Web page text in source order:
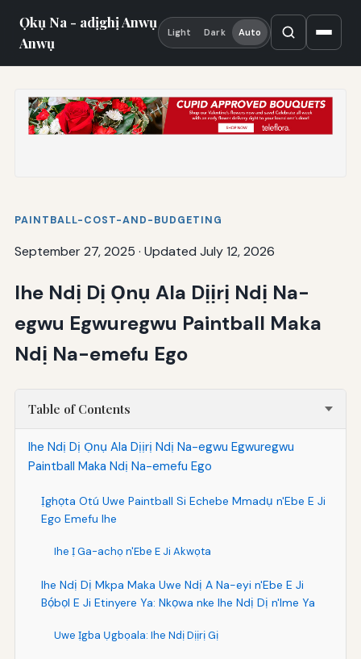
Ọkụ Na - adịghị Anwụ
Anwụ
Light Dark Auto
PAINTBALL-COST-AND-BUDGETING
September 27, 2025 · Updated July 12, 2026
Ihe Ndị Dị Ọnụ Ala Dịịrị Ndị Na-
egwu Egwuregwu Paintball Maka
Ndị Na-emefu Ego
Table of Contents
Ihe Ndị Dị Ọnụ Ala Dịịrị Ndị Na-egwu Egwuregwu
Paintball Maka Ndị Na-emefu Ego
Ịghọta Otú Uwe Paintball Si Echebe Mmadụ n'Ebe E Ji
Ego Emefu Ihe
Ihe Ị Ga-achọ n'Ebe E Ji Akwọta
Ihe Ndị Dị Mkpa Maka Uwe Ndị A Na-eyi n'Ebe E Ji
Bọ́bọl E Ji Etinyere Ya: Nkọwa nke Ihe Ndị Dị n'Ime Ya
Uwe Ịgba Ụgbọala: Ihe Ndị Dịịrị Gị